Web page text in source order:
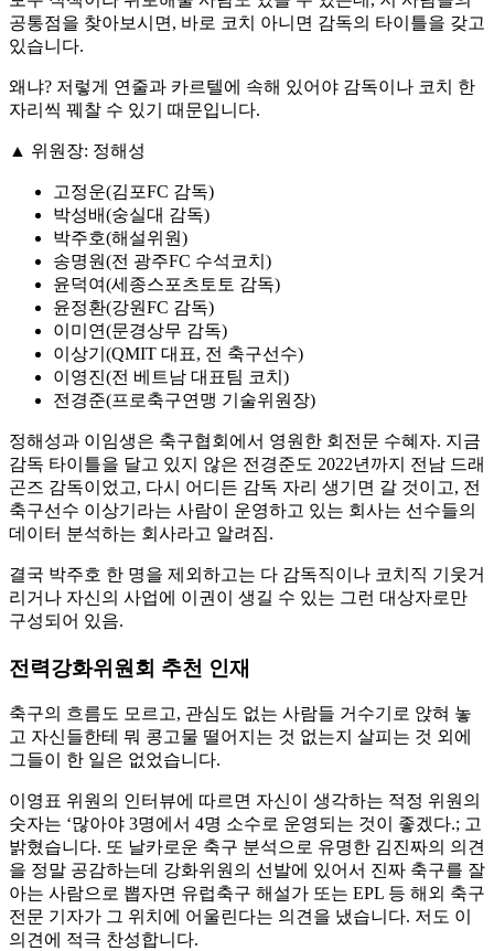
공통점을 찾아보시면, 바로 코치 아니면 감독의 타이틀을 갖고
있습니다.
왜냐? 저렇게 연줄과 카르텔에 속해 있어야 감독이나 코치 한
자리씩 꿰찰 수 있기 때문입니다.
▲ 위원장: 정해성
고정운(김포FC 감독)
박성배(숭실대 감독)
박주호(해설위원)
송명원(전 광주FC 수석코치)
윤덕여(세종스포츠토토 감독)
윤정환(강원FC 감독)
이미연(문경상무 감독)
이상기(QMIT 대표, 전 축구선수)
이영진(전 베트남 대표팀 코치)
전경준(프로축구연맹 기술위원장)
정해성과 이임생은 축구협회에서 영원한 회전문 수혜자. 지금
감독 타이틀을 달고 있지 않은 전경준도 2022년까지 전남 드래
곤즈 감독이었고, 다시 어디든 감독 자리 생기면 갈 것이고, 전
축구선수 이상기라는 사람이 운영하고 있는 회사는 선수들의
데이터 분석하는 회사라고 알려짐.
결국 박주호 한 명을 제외하고는 다 감독직이나 코치직 기웃거
리거나 자신의 사업에 이권이 생길 수 있는 그런 대상자로만
구성되어 있음.
전력강화위원회 추천 인재
축구의 흐름도 모르고, 관심도 없는 사람들 거수기로 앉혀 놓
고 자신들한테 뭐 콩고물 떨어지는 것 없는지 살피는 것 외에
그들이 한 일은 없었습니다.
이영표 위원의 인터뷰에 따르면 자신이 생각하는 적정 위원의
숫자는 ‘많아야 3명에서 4명 소수로 운영되는 것이 좋겠다.; 고
밝혔습니다. 또 날카로운 축구 분석으로 유명한 김진짜의 의견
을 정말 공감하는데 강화위원의 선발에 있어서 진짜 축구를 잘
아는 사람으로 뽑자면 유럽축구 해설가 또는 EPL 등 해외 축구
전문 기자가 그 위치에 어울린다는 의견을 냈습니다. 저도 이
의견에 적극 찬성합니다.